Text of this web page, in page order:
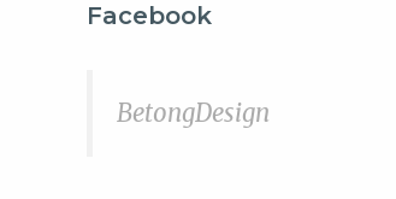
Facebook
BetongDesign